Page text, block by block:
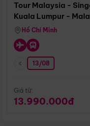
Tour Malaysia -
Kuala Lumpur -
Singapore
Hồ Chí Minh
13/08
Giá từ:
13.990.000đ